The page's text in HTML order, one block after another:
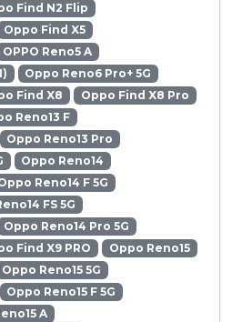
Find N2 Flip
Oppo Find X5
OPPO Reno5 A
Oppo Reno6 Pro+ 5G
Find X8
Oppo Find X8 Pro
Reno13 F
Oppo Reno13 Pro
Oppo Reno14
Reno14 F 5G
FS 5G
Oppo Reno14 Pro 5G
Find X9 PRO
Oppo Reno15
Oppo Reno15 5G
Oppo Reno15 F 5G
A